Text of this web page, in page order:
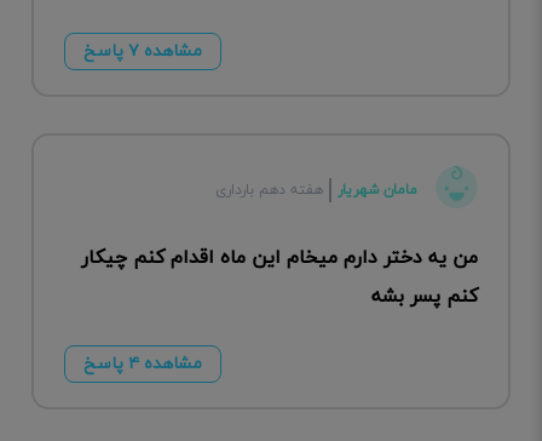
مشاهده ۷ پاسخ
مامان شهریار هفته دهم بارداری
من یه دختر دارم میخام این ماه اقدام کنم چیکار
کنم پسر بشه
مشاهده ۴ پاسخ